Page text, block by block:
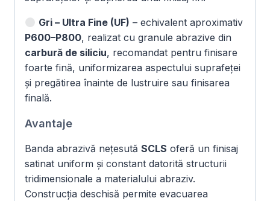
Gri – Ultra Fine (UF) – echivalent aproximativ
P600–P800, realizat cu granule abrazive din
carbură de siliciu, recomandat pentru finisare
foarte fină, uniformizarea aspectului suprafeței
și pregătirea înainte de lustruire sau finisarea
finală.
Avantaje
Banda abrazivă nețesută SCLS oferă un finisaj
satinat uniform și constant datorită structurii
tridimensionale a materialului abraziv.
Construcția deschisă permite evacuarea